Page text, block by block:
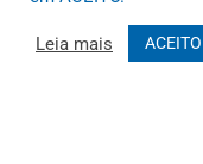
Todos os direitos
Leia mais ACEITO